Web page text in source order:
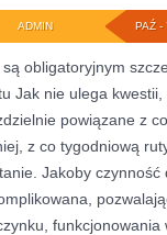
PAŹ -
ADMIN
są obligatoryjnym
Jak nie ulega
powiązane z
z co tygodniową
Jakoby czynność